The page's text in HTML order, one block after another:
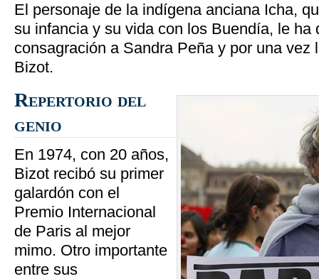
El personaje de la indígena anciana Icha,
su infancia y su vida con los Buendía, le ha
consagración a Sandra Peña y por una vez
Bizot.
Repertorio del
genio
En 1974, con 20 años,
Bizot recibó su primer
galardón con el
Premio Internacional
de Paris al mejor
mimo. Otro importante
entre sus